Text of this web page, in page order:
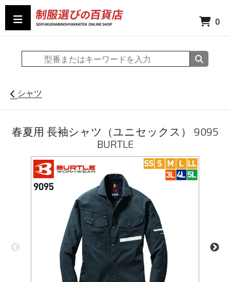
0
シャツ
春夏用 長袖シャツ（ユニセックス） 9095
BURTLE